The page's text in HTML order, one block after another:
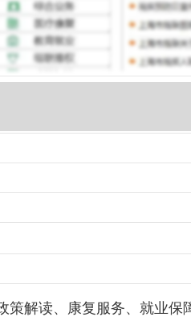
解读、康复服务、就业保